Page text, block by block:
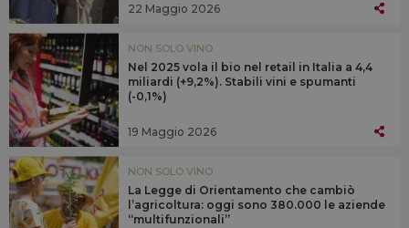
22 Maggio 2026
NON SOLO VINO
Nel 2025 vola il bio nel retail in Italia a 4,4
miliardi (+9,2%). Stabili vini e spumanti
(-0,1%)
19 Maggio 2026
NON SOLO VINO
La Legge di Orientamento che cambiò
l’agricoltura: oggi sono 380.000 le aziende
“multifunzionali”